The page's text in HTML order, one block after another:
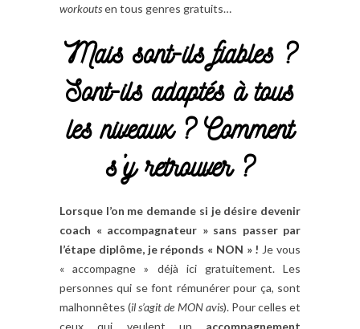
workoutsen tous genres gratuits…
Mais sont-ils fiables ?
Sont-ils adaptés à tous
les niveaux ? Comment
s’y retrouver ?
Lorsque l’on me demande si je désire devenir
coach « accompagnateur » sans passer par
l’étape diplôme, je réponds « NON » ! Je vous
« accompagne » déjà ici gratuitement. Les
personnes qui se font rémunérer pour ça, sont
malhonnêtes (il s’agit de MON avis). Pour celles et
ceux qui veulent un accompagnement